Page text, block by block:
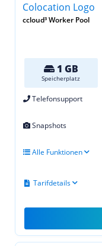
ccloud³ Worker Pool
1 GB
Speicherplatz
Telefonsupport
Snapshots
Alle Funktionen
Tarifdetails